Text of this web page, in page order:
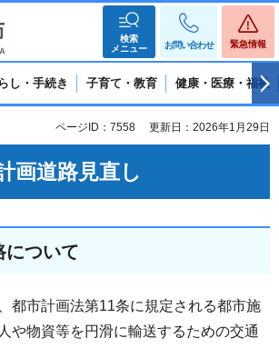
検索
メニュー
お問い合わせ 緊急情報
し・手続き 子育て・教育 健康・医療・福祉
ページID：7558 更新日：2026年1月29日
画道路見直し
について
都市計画法第11条に規定される都市施
や物資等を円滑に輸送するための交通